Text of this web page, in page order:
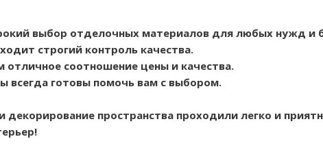
выбор отделочных материалов для любых нужд и
строгий контроль качества.
соотношение цены и качества.
всегда готовы помочь вам с выбором.
пространства проходили легко и